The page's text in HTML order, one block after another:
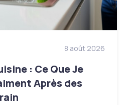
8 août 2026
: Ce Que Je
Après des